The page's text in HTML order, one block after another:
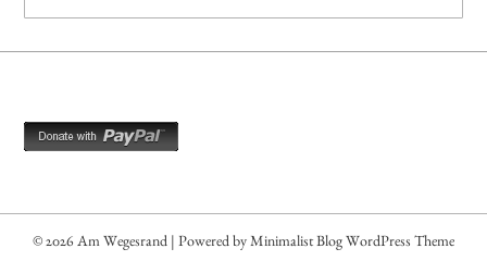
© 2026 Am Wegesrand | Powered by Minimalist Blog WordPress Theme